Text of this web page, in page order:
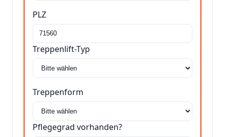
PLZ
Treppenlift-Typ
Treppenform
Pflegegrad vorhanden?